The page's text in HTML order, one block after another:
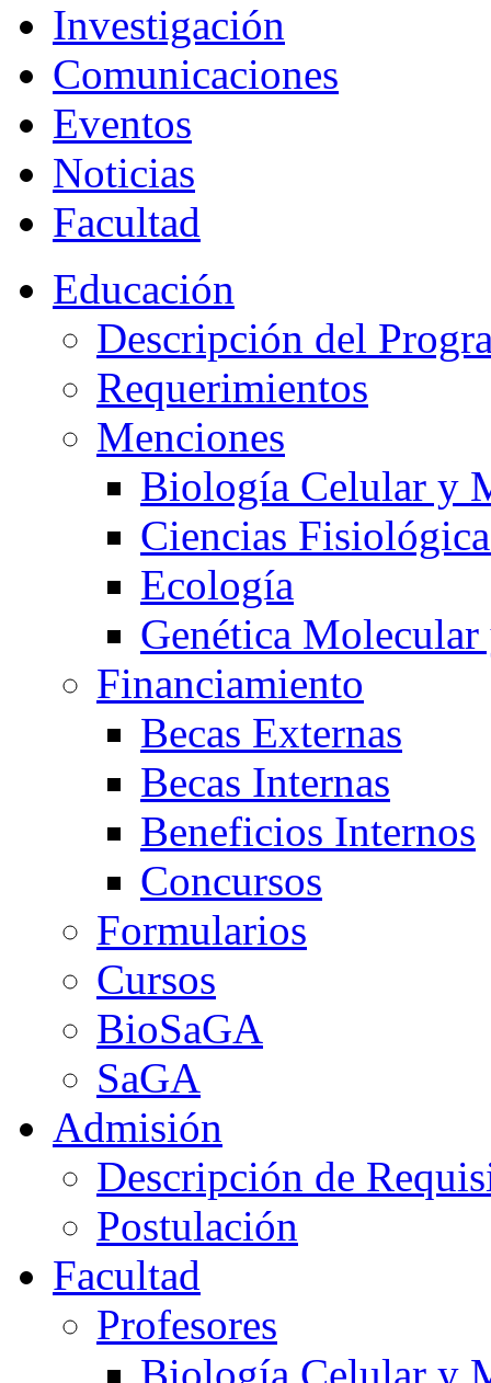
Investigación
Comunicaciones
Eventos
Noticias
Facultad
Educación
Descripción del
Requerimientos
Menciones
Biología Celular y
Ciencias
Ecología
Genética
Financiamiento
Becas Externas
Becas Internas
Beneficios Internos
Concursos
Formularios
Cursos
BioSaGA
SaGA
Admisión
Descripción de
Postulación
Facultad
Profesores